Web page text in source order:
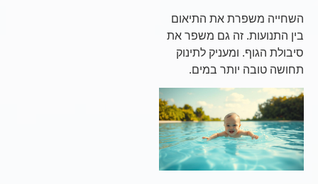
השחייה משפרת את התיאום
בין התנועות. זה גם משפר את
סיבולת הגוף. ומעניק לתינוק
תחושה טובה יותר במים.